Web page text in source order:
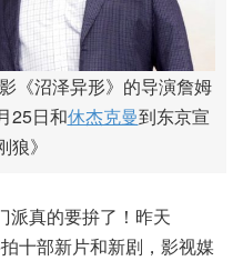
《沼泽异形》的导演詹姆
25日和休杰克曼到东京宣
狼》
派真的要拚了！昨天
十部新片和新剧，影视媒